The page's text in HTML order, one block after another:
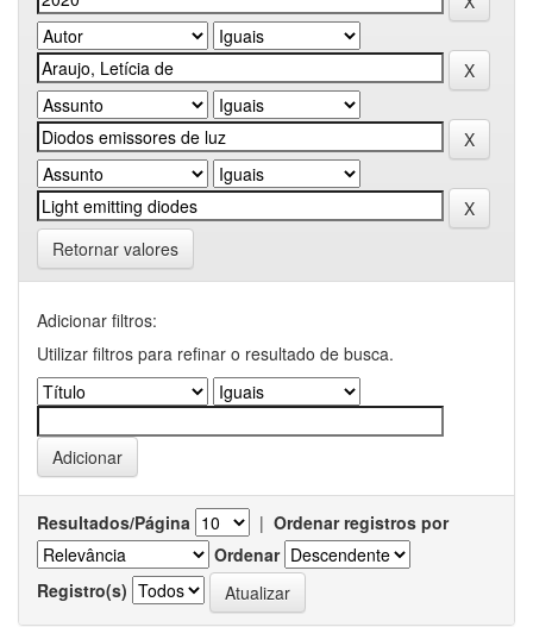
Retornar valores
Adicionar filtros:
Utilizar filtros para refinar o resultado de busca.
Resultados/Página | Ordenar registros por
Ordenar
Registro(s)